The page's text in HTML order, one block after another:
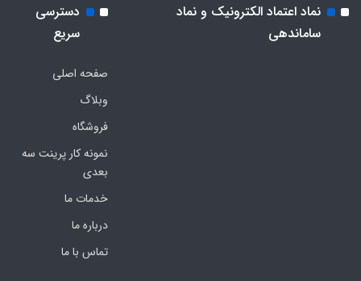
نماد اعتماد الکترونیک و نماد
ساماندهی
دسترسی
سریع
صفحه اصلی
وبلاگ
فروشگاه
نمونه کار پرینت سه
بعدی
خدمات ما
درباره ما
تماس با ما